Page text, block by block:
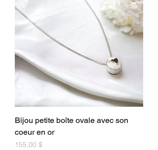
Bijou petite boîte ovale avec son
coeur en or
Prix
155,00 $